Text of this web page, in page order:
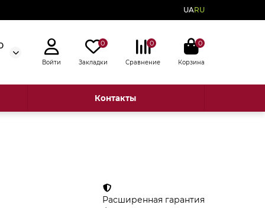
UARU
Войти
0
Закладки
0
Сравнение
0
Корзина
Контакты
Расширенная гарантия